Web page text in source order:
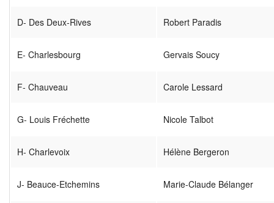
D- Des Deux-Rives Robert Paradis
E- Charlesbourg Gervais Soucy
F- Chauveau Carole Lessard
G- Louis Fréchette Nicole Talbot
H- Charlevoix Hélène Bergeron
J- Beauce-Etchemins Marie-Claude Bélanger